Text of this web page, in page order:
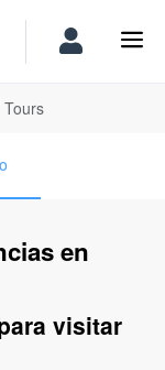
Tours
en
visitar